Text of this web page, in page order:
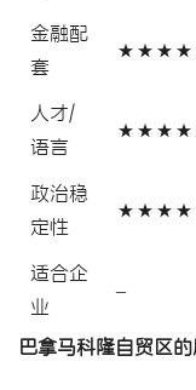
金融配
套
人才/
语言
政治稳
定性
适合企
业
–
巴拿马科隆自贸区的